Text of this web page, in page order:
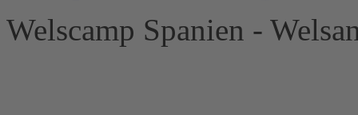
Welscamp Spanien -